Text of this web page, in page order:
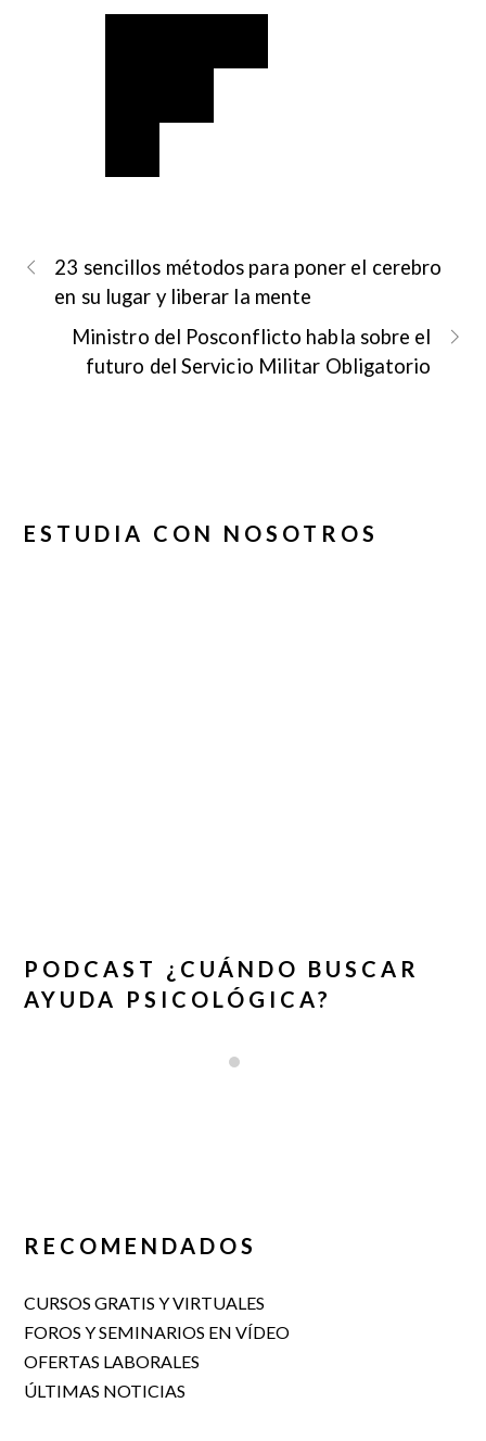
23 sencillos métodos para poner el cerebro
en su lugar y liberar la mente
Ministro del Posconflicto habla sobre el
futuro del Servicio Militar Obligatorio
ESTUDIA CON NOSOTROS
PODCAST ¿CUÁNDO BUSCAR
AYUDA PSICOLÓGICA?
RECOMENDADOS
CURSOS GRATIS Y VIRTUALES
FOROS Y SEMINARIOS EN VÍDEO
OFERTAS LABORALES
ÚLTIMAS NOTICIAS